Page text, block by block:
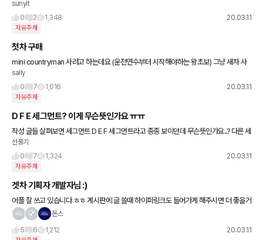
적을 요청했는데 아직 견적을 못받고있네요.
sunyit
0
2 1,348 20.03.11
자유주제
첫차 구매
mini countryman 사려고 하는데요 (운전연수부터 시작해야하는 왕초보) 그냥 새차 사
는게 나을까요? 처음인데 중고차로 살까요? 고민고민이예요~ 미리 감사합니다~~
sally
0
7 1,016 20.03.11
자유주제
D F E 세그먼트? 이게 무슨뜻인가요 ㅠㅠ
작성 글들 살펴보면 세그먼트 D E F 세그먼트라고 종종 보이던데 무슨뜻인가요..? 다른 세
그먼트도 있나요?
선풍기
0
7 1,324 20.03.11
자유주제
겟차 기획자 개발자님 :)
어플 잘 쓰고 있습니다 ㅎㅎ 게시판에 글 쓸때 하이퍼링크도 들어가게 해주시면 더 좋을거
같아요 ㅎㅎ 유튜브 임베디드 링크도 좋구요!!
돈스
5
6 1,212 20.03.11